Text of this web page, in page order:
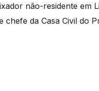
não-residente em
chefe da Casa Civil do